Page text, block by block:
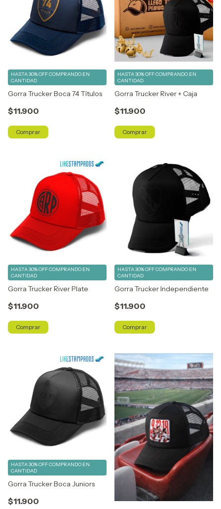
Gorra Trucker Boca 74 Títulos
$11.900
HASTA 30% OFFCOMPRANDO EN
CANTIDAD
Comprar
Gorra Trucker River + Caja
$11.900
HASTA 30% OFFCOMPRANDO EN
CANTIDAD
Comprar
Gorra Trucker River Plate
$11.900
HASTA 30% OFFCOMPRANDO EN
CANTIDAD
Comprar
Gorra Trucker Independiente
$11.900
HASTA 30% OFFCOMPRANDO EN
CANTIDAD
Comprar
Gorra Trucker Boca Juniors
$11.900
HASTA 30% OFFCOMPRANDO EN
CANTIDAD